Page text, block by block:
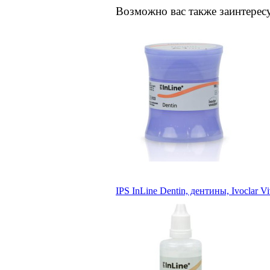
Возможно вас также
IPS InLine Dentin, дентины, Ivoclar